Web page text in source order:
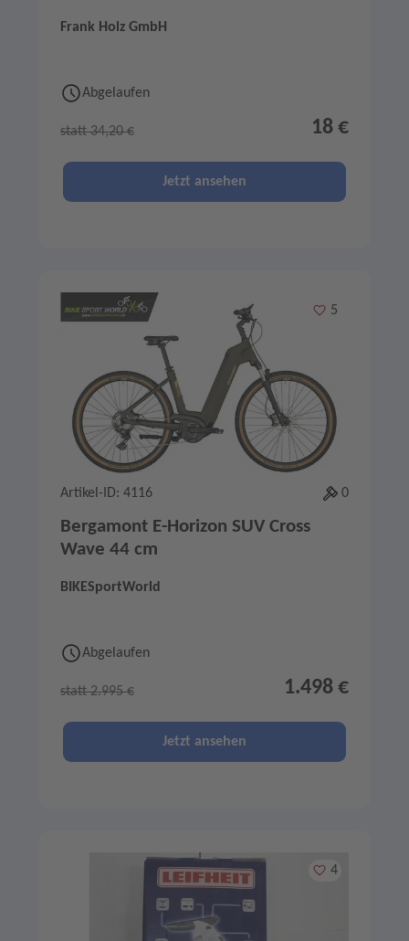
Frank Holz GmbH
Abgelaufen
statt 34,20 € 18 €
Jetzt ansehen
Merken
5
Artikel-ID: 4116 0
Bergamont E-Horizon SUV Cross
Wave 44 cm
BIKESportWorld
Abgelaufen
statt 2.995 € 1.498 €
Jetzt ansehen
Merken
4